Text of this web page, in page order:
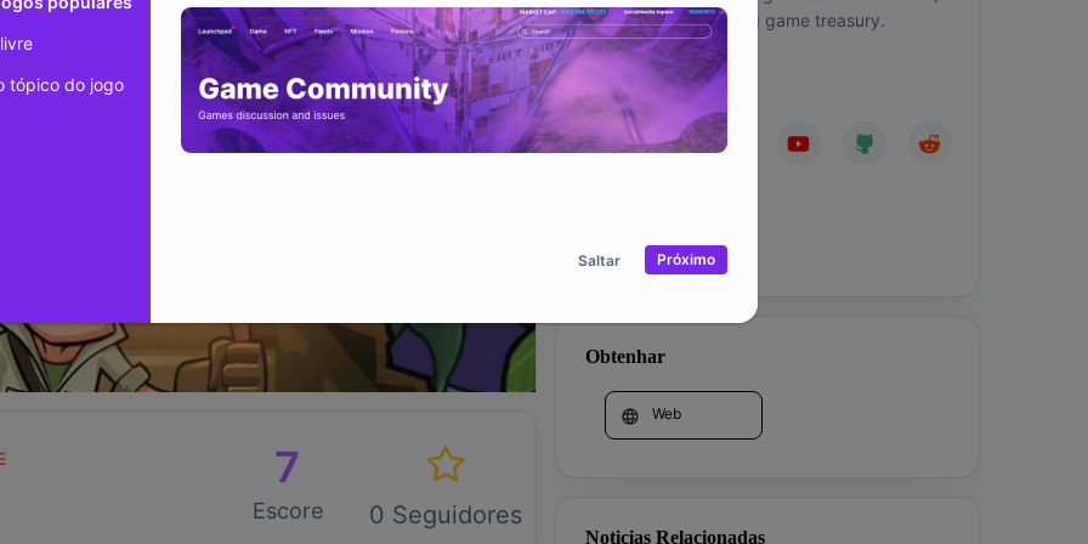
tópico do jogo
Saltar Próximo
7
Escore 0 Seguidores
upheld by the growing game treasury.
Comunidade
Obtenhar
Web
Noticias Relacionadas